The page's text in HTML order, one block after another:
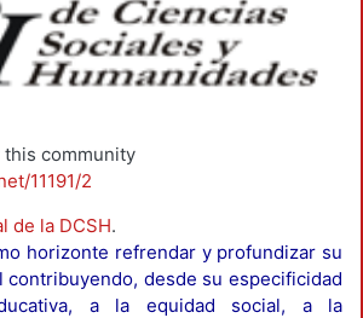
this community
11191/2
de la DCSH.
horizonte refrendar y profundizar su
contribuyendo, desde su especificidad
a la equidad social, a la